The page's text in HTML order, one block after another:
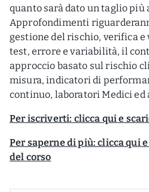
quanto sarà dato un taglio più
Approfondimenti
gestione del rischio, verifica e
test, errore e variabilità, il
approccio basato sul rischio
misura, indicatori di
continuo, laboratori Medici ed
Per iscriverti: clicca qui e
Per saperne di più: clicca qui
del corso